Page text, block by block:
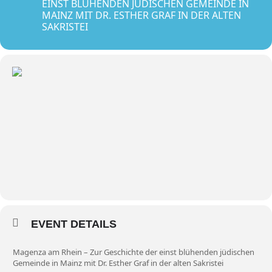
EINST BLÜHENDEN JÜDISCHEN GEMEINDE IN
MAINZ MIT DR. ESTHER GRAF IN DER ALTEN
SAKRISTEI
EVENT DETAILS
Magenza am Rhein – Zur Geschichte der einst blühenden jüdischen
Gemeinde in Mainz mit Dr. Esther Graf in der alten Sakristei